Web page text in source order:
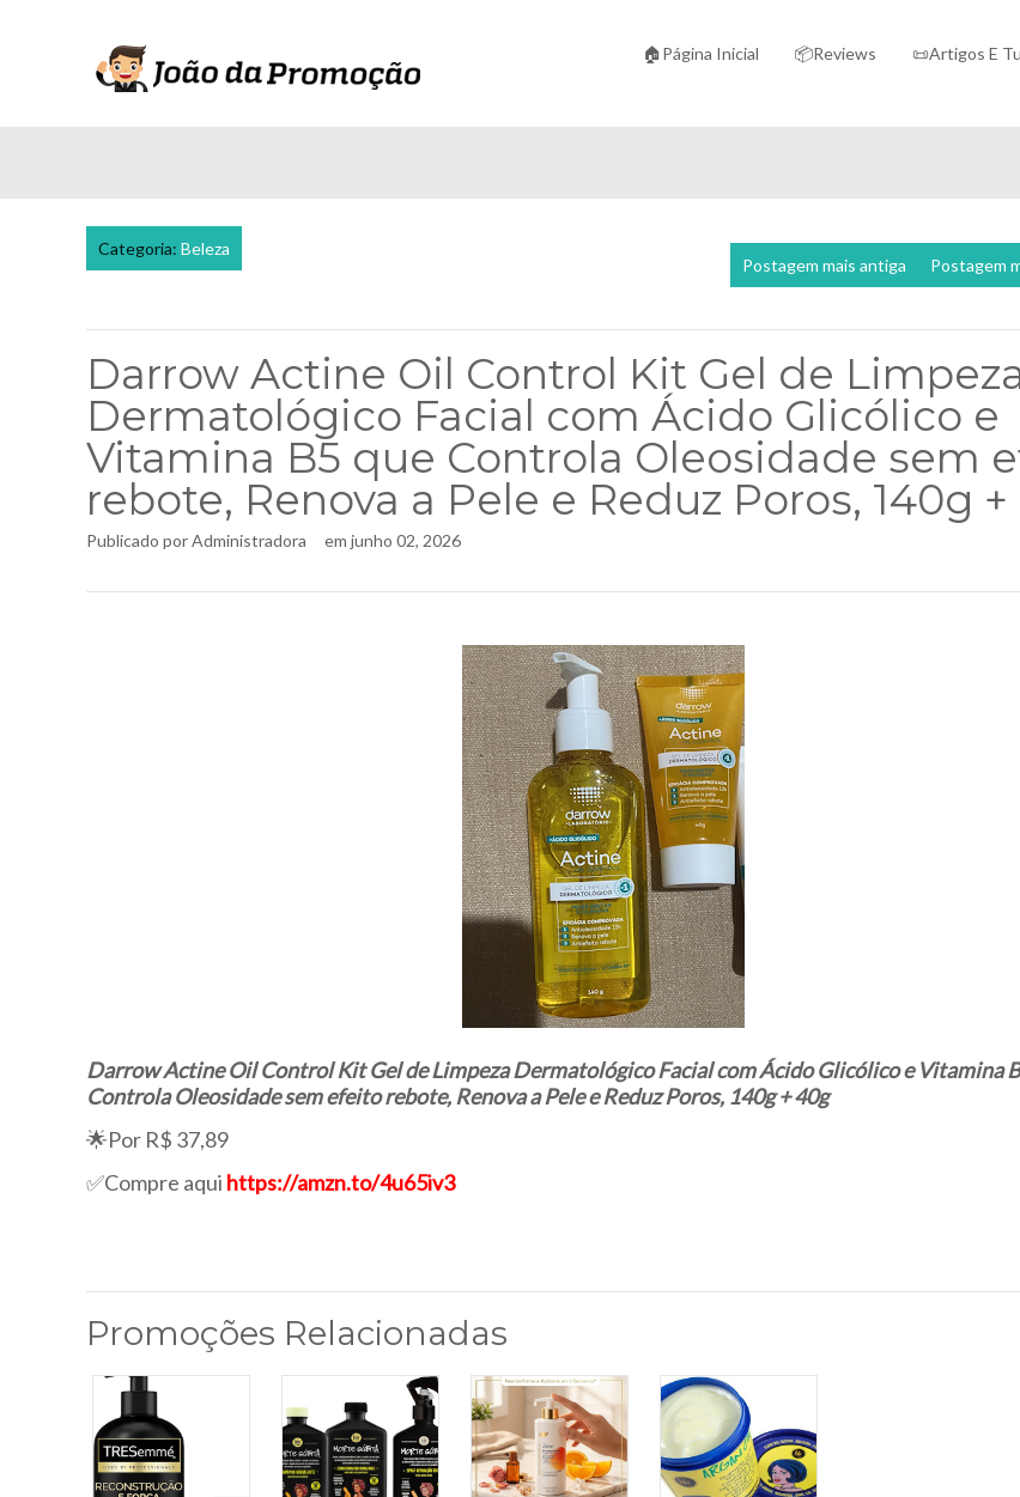
🏠Página Inicial 📦Reviews 📜Artigos E
Categoria: Beleza
Postagem
Postagem mais antiga
Darrow Actine Oil Control Kit Gel de
Dermatológico Facial com Ácido Glicólico e
Vitamina B5 que Controla Oleosidade sem
rebote, Renova a Pele e Reduz Poros, 140g
Publicado porAdministradora em junho 02, 2026
Darrow Actine Oil Control Kit Gel de Limpeza Dermatológico Facial com Ácido Glicólico e Vitamina
Controla Oleosidade sem efeito rebote, Renova a Pele e Reduz Poros, 140g + 40g
🌟Por R$ 37,89
✅Compre aqui https://amzn.to/4u65iv3
Promoções Relacionadas